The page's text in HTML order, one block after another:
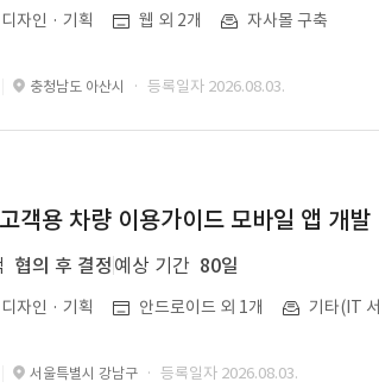
자인 · 기획 웹 외 2개 자사몰 구축
충청남도 아산시 · 등록일자 2026.08.03.
객용 차량 이용가이드 모바일 앱 개발
협의 후 결정 예상 기간 80일
자인 · 기획 안드로이드 외 1개 기타(IT
서울특별시 강남구 · 등록일자 2026.08.03.